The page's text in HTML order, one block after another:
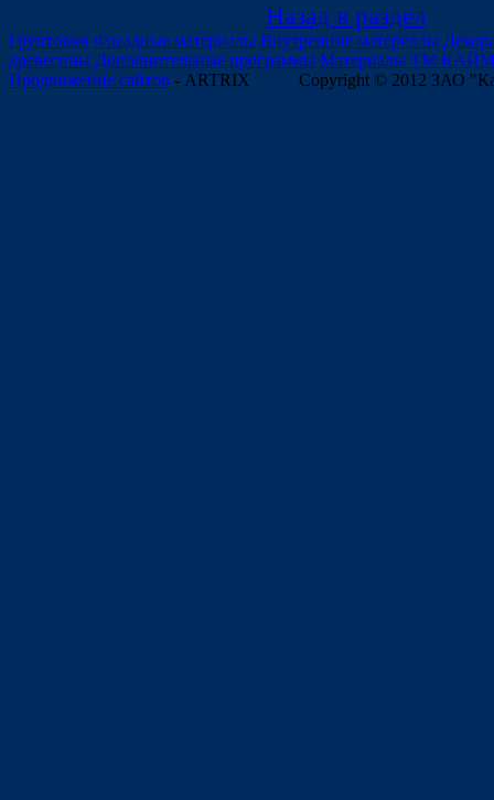
Назад в раздел
Грунтовки Фасадные материалы Внутренние материалы
древесины Дополнительные программы Материалы ТМ
Продвижение сайтов - ARTRIX Copyright © 2012 ЗАО